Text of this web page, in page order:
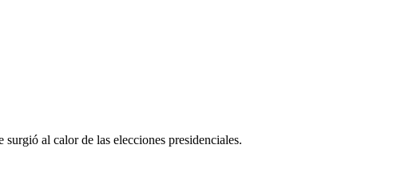
al calor de las elecciones presidenciales.